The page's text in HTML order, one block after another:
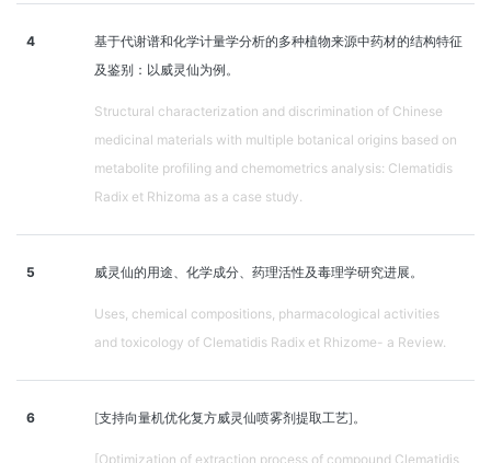
4
基于代谢谱和化学计量学分析的多种植物来源中药材的结构特征
及鉴别：以威灵仙为例。
Structural characterization and discrimination of Chinese
medicinal materials with multiple botanical origins based on
metabolite profiling and chemometrics analysis: Clematidis
Radix et Rhizoma as a case study.
5 威灵仙的用途、化学成分、药理活性及毒理学研究进展。
Uses, chemical compositions, pharmacological activities
and toxicology of Clematidis Radix et Rhizome- a Review.
6 [支持向量机优化复方威灵仙喷雾剂提取工艺]。
[Optimization of extraction process of compound Clematidis